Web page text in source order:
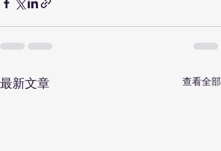
最新文章 查看全部